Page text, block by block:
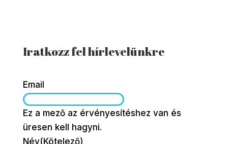
Iratkozz fel hírlevelünkre
Email
Ez a mező az érvényesítéshez van és
üresen kell hagyni.
Név(Kötelező)